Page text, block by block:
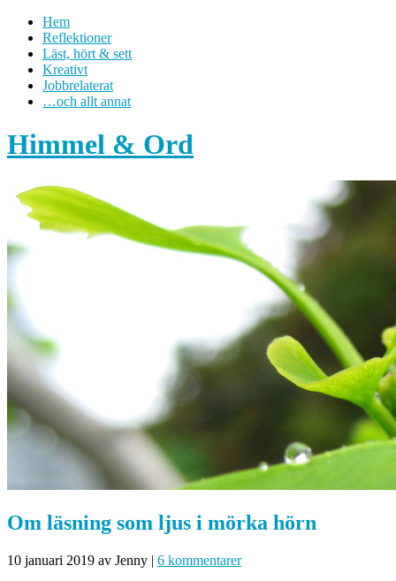
Hem
Reflektioner
Läst, hört & sett
Kreativt
Jobbrelaterat
…och allt annat
Himmel & Ord
Om läsning som ljus i mörka hörn
10 januari 2019 av Jenny | 6 kommentarer